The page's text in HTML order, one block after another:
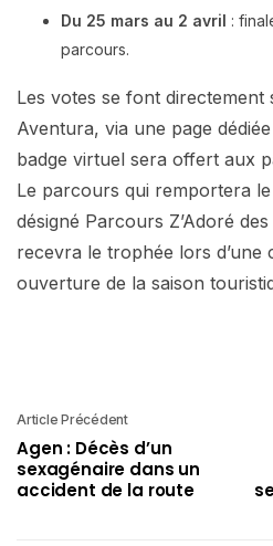
Du 25 mars au 2 avril :
parcours.
Les votes se font directement
Aventura, via une page
badge virtuel sera offert aux
Le parcours qui remportera
désigné Parcours Z’Adoré
recevra le trophée lors d’une
ouverture de la saison
Article Précédent
Agen : Décès d’un
sexagénaire dans un
accident de la route